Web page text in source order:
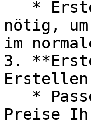
nötig,
im
3.
Preise